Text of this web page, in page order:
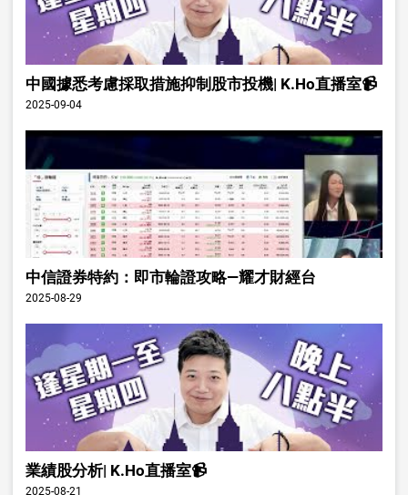
中國據悉考慮採取措施抑制股市投機| K.Ho直播室📹
2025-09-04
中信證券特約：即市輪證攻略—耀才財經台
2025-08-29
業績股分析| K.Ho直播室📹
2025-08-21